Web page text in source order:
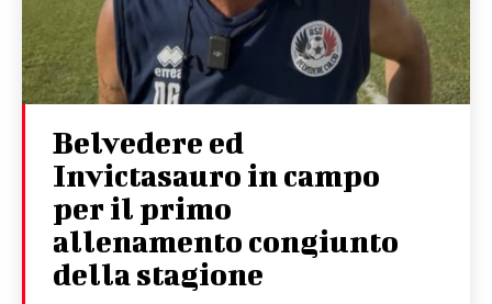
Belvedere ed
Invictasauro in campo
per il primo
allenamento congiunto
della stagione